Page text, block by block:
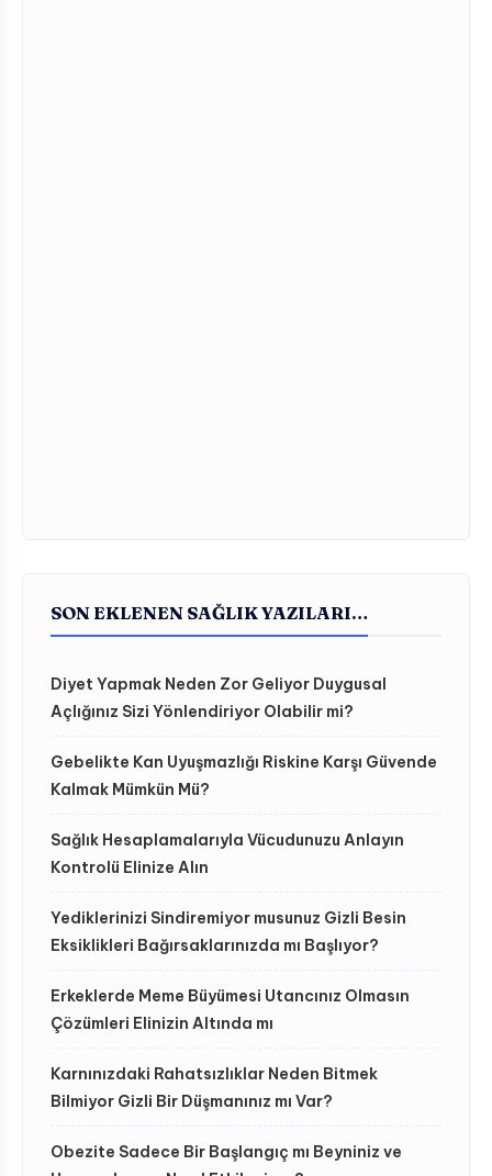
SON EKLENEN SAĞLIK YAZILARI…
Diyet Yapmak Neden Zor Geliyor Duygusal
Açlığınız Sizi Yönlendiriyor Olabilir mi?
Gebelikte Kan Uyuşmazlığı Riskine Karşı Güvende
Kalmak Mümkün Mü?
Sağlık Hesaplamalarıyla Vücudunuzu Anlayın
Kontrolü Elinize Alın
Yediklerinizi Sindiremiyor musunuz Gizli Besin
Eksiklikleri Bağırsaklarınızda mı Başlıyor?
Erkeklerde Meme Büyümesi Utancınız Olmasın
Çözümleri Elinizin Altında mı
Karnınızdaki Rahatsızlıklar Neden Bitmek
Bilmiyor Gizli Bir Düşmanınız mı Var?
Obezite Sadece Bir Başlangıç mı Beyniniz ve